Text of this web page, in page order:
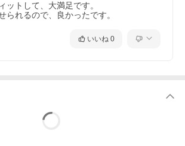
ットして、大満足です。
られるので、良かったです。
いいね 0